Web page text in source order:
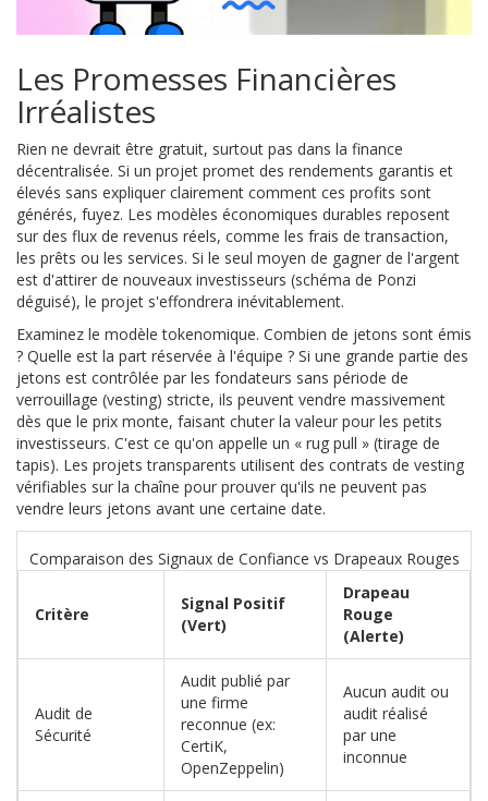
Les Promesses Financières
Irréalistes
Rien ne devrait être gratuit, surtout pas dans la finance
décentralisée. Si un projet promet des rendements garantis et
élevés sans expliquer clairement comment ces profits sont
générés, fuyez. Les modèles économiques durables reposent
sur des flux de revenus réels, comme les frais de transaction,
les prêts ou les services. Si le seul moyen de gagner de l'argent
est d'attirer de nouveaux investisseurs (schéma de Ponzi
déguisé), le projet s'effondrera inévitablement.
Examinez le modèle tokenomique. Combien de jetons sont émis
? Quelle est la part réservée à l'équipe ? Si une grande partie des
jetons est contrôlée par les fondateurs sans période de
verrouillage (vesting) stricte, ils peuvent vendre massivement
dès que le prix monte, faisant chuter la valeur pour les petits
investisseurs. C'est ce qu'on appelle un « rug pull » (tirage de
tapis). Les projets transparents utilisent des contrats de vesting
vérifiables sur la chaîne pour prouver qu'ils ne peuvent pas
vendre leurs jetons avant une certaine date.
Comparaison des Signaux de Confiance vs Drapeaux Rouges
Critère
Signal Positif
(Vert)
Drapeau
Rouge
(Alerte)
Audit de
Sécurité
Audit publié par
une firme
reconnue (ex:
CertiK,
OpenZeppelin)
Aucun audit ou
audit réalisé
par une
inconnue